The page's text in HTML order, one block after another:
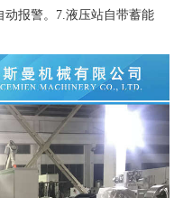
动报警。7.液压站自带蓄能